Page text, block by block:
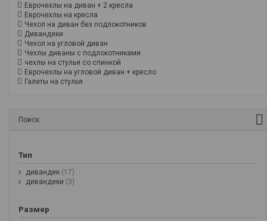
Еврочехлы на диван + 2 кресла
Еврочехлы на кресла
Чехол на диван без подлокотников
Дивандеки
Чехол на угловой диван
Чехлы диваны с подлокотниками
чехлы на стулья со спинкой
Еврочехлы на угловой диван + кресло
Галеты на стулья
Поиск
Тип
дивандек (17)
дивандеки (3)
Размер